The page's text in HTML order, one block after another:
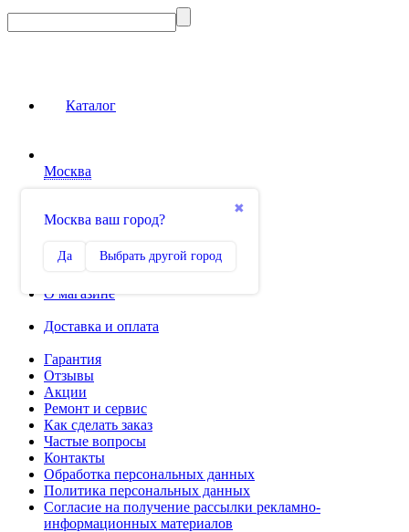
Каталог
Москва
✖
Москва ваш город?
Да Выбрать другой город
0
Избранное
О магазине
Доставка и оплата
Гарантия
Отзывы
Акции
Ремонт и сервис
Как сделать заказ
Частые вопросы
Контакты
Обработка персональных данных
Политика персональных данных
Согласие на получение рассылки рекламно-
информационных материалов